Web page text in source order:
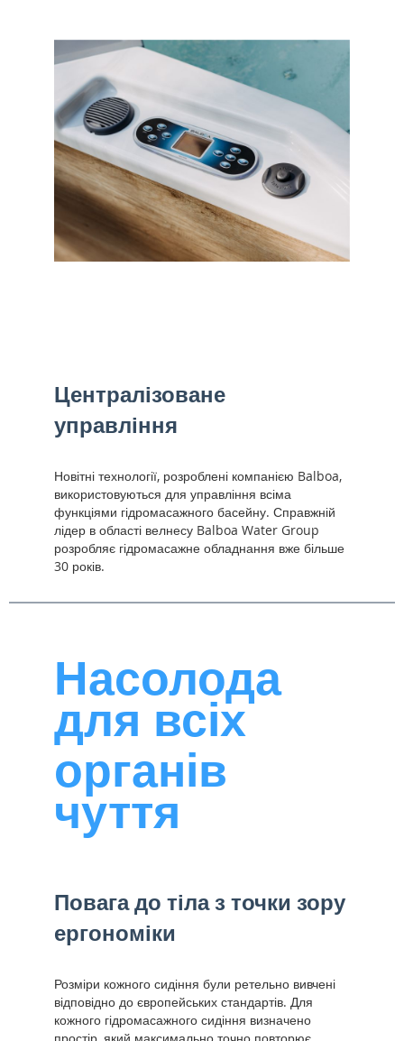
Централізоване
управління
Новітні технології, розроблені компанією Balboa,
використовуються для управління всіма
функціями гідромасажного басейну. Справжній
лідер в області велнесу Balboa Water Group
розробляє гідромасажне обладнання вже більше
30 років.
Насолода
для всіх
органів
чуття
Повага до тіла з точки зору
ергономіки
Розміри кожного сидіння були ретельно вивчені
відповідно до європейських стандартів. Для
кожного гідромасажного сидіння визначено
простір, який максимально точно повторює